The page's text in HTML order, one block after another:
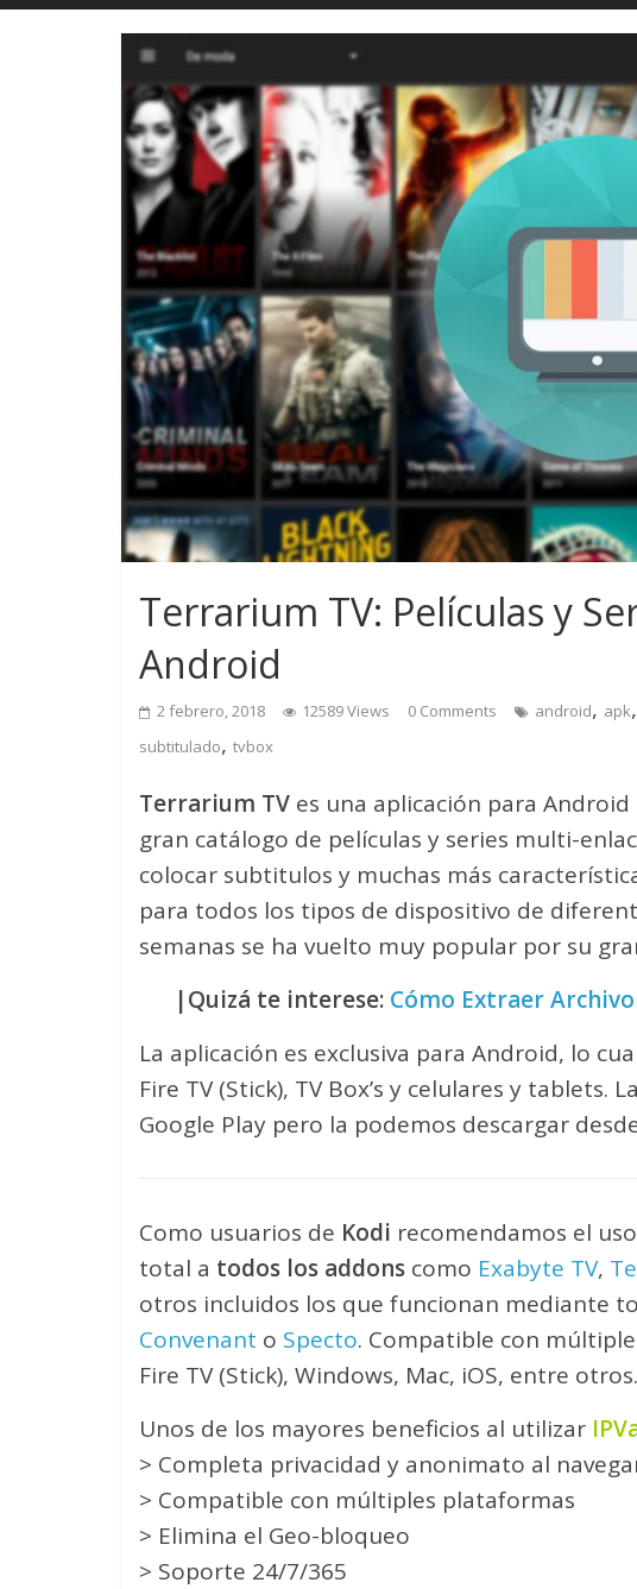
Terrarium TV: Películas y
Android
2 febrero, 2018 12589 Views 0 Comments android, apk,
subtitulado, tvbox
Terrarium TV es una aplicación para
gran catálogo de películas y series multi-
colocar subtitulos y muchas más
para todos los tipos de dispositivo de
semanas se ha vuelto muy popular por su
|Quizá te interese: Cómo Extraer
La aplicación es exclusiva para Android, lo
Fire TV (Stick), TV Box’s y celulares y tablets.
Google Play pero la podemos descargar
Como usuarios de Kodi recomendamos el
total a todos los addons como Exabyte TV,
otros incluidos los que funcionan mediante
Convenant o Specto. Compatible con
Fire TV (Stick), Windows, Mac, iOS, entre otros.
Unos de los mayores beneficios al utilizar
> Completa privacidad y anonimato al
> Compatible con múltiples plataformas
> Elimina el Geo-bloqueo
> Soporte 24/7/365